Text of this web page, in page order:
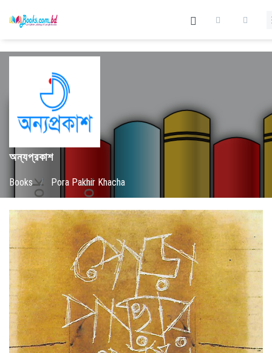
অন্যপ্রকাশ
Books / Pora Pakhir Khacha